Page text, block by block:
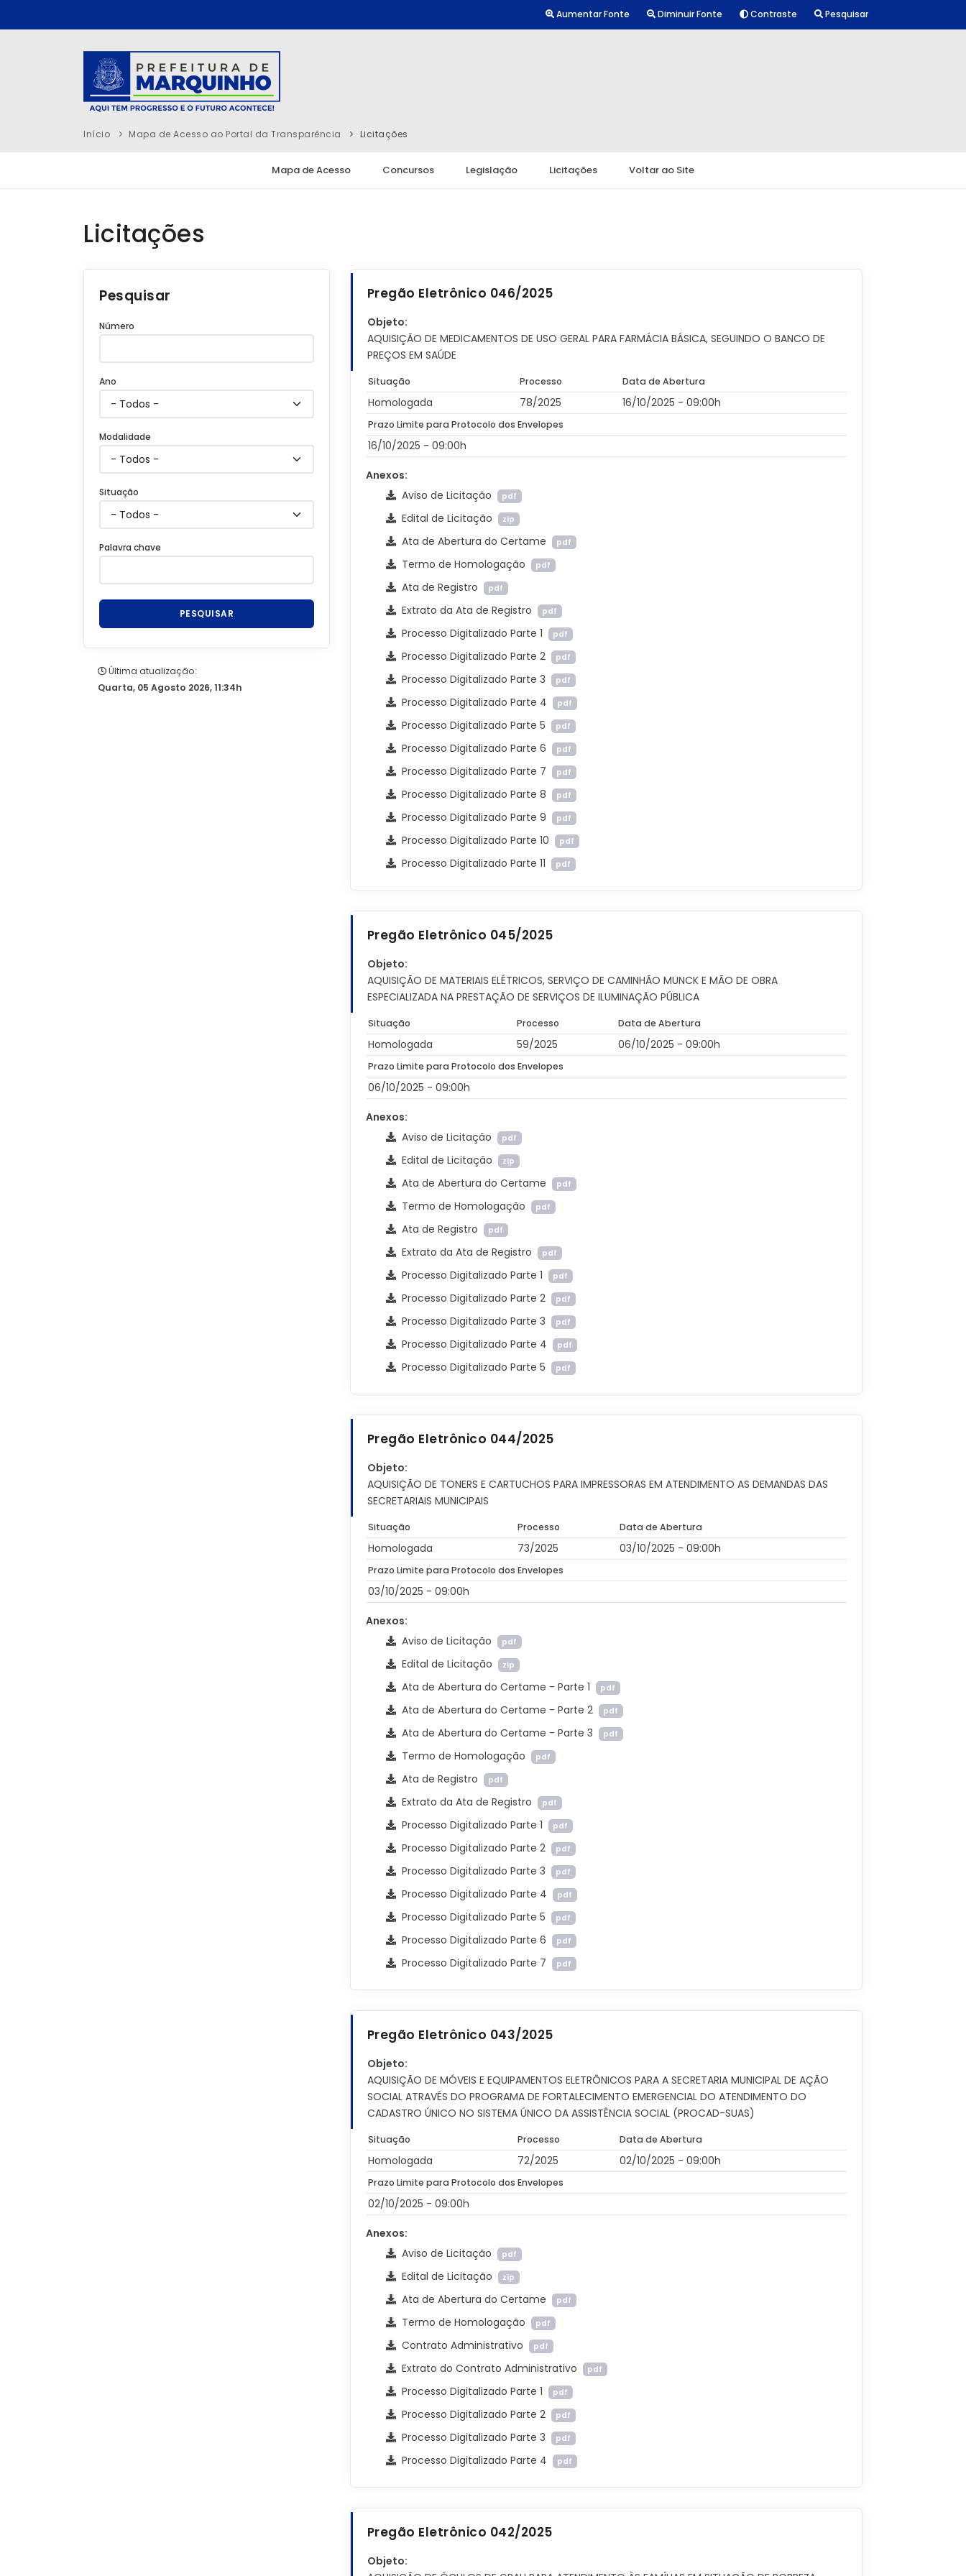
Aumentar Fonte Diminuir Fonte Contraste Pesquisar
Início Mapa de Acesso ao Portal da Transparência Licitações
Mapa de Acesso Concursos Legislação Licitações Voltar ao Site
Licitações
Pesquisar
Número
Ano
Modalidade
Situação
Palavra chave
PESQUISAR
Última atualização:
Quarta, 05 Agosto 2026, 11:34h
Pregão Eletrônico 046/2025
Objeto:
AQUISIÇÃO DE MEDICAMENTOS DE USO GERAL PARA FARMÁCIA BÁSICA, SEGUINDO O BANCO DE
PREÇOS EM SAÚDE
Situação Processo Data de Abertura
Homologada 78/2025 16/10/2025 - 09:00h
Prazo Limite para Protocolo dos Envelopes
16/10/2025 - 09:00h
Anexos:
Aviso de Licitação
pdf
Edital de Licitação zip
Ata de Abertura do Certame pdf
Termo de Homologação pdf
Ata de Registro pdf
Extrato da Ata de Registro pdf
Processo Digitalizado Parte 1 pdf
Processo Digitalizado Parte 2 pdf
Processo Digitalizado Parte 3 pdf
Processo Digitalizado Parte 4 pdf
Processo Digitalizado Parte 5 pdf
Processo Digitalizado Parte 6 pdf
Processo Digitalizado Parte 7 pdf
Processo Digitalizado Parte 8 pdf
Processo Digitalizado Parte 9 pdf
Processo Digitalizado Parte 10 pdf
Processo Digitalizado Parte 11 pdf
Pregão Eletrônico 045/2025
Objeto:
AQUISIÇÃO DE MATERIAIS ELÉTRICOS, SERVIÇO DE CAMINHÃO MUNCK E MÃO DE OBRA
ESPECIALIZADA NA PRESTAÇÃO DE SERVIÇOS DE ILUMINAÇÃO PÚBLICA
Situação Processo Data de Abertura
Homologada 59/2025 06/10/2025 - 09:00h
Prazo Limite para Protocolo dos Envelopes
06/10/2025 - 09:00h
Anexos:
Aviso de Licitação
pdf
Edital de Licitação zip
Ata de Abertura do Certame pdf
Termo de Homologação pdf
Ata de Registro pdf
Extrato da Ata de Registro pdf
Processo Digitalizado Parte 1 pdf
Processo Digitalizado Parte 2 pdf
Processo Digitalizado Parte 3 pdf
Processo Digitalizado Parte 4 pdf
Processo Digitalizado Parte 5 pdf
Pregão Eletrônico 044/2025
Objeto:
AQUISIÇÃO DE TONERS E CARTUCHOS PARA IMPRESSORAS EM ATENDIMENTO AS DEMANDAS DAS
SECRETARIAIS MUNICIPAIS
Situação Processo Data de Abertura
Homologada 73/2025 03/10/2025 - 09:00h
Prazo Limite para Protocolo dos Envelopes
03/10/2025 - 09:00h
Anexos:
Aviso de Licitação
pdf
Edital de Licitação zip
Ata de Abertura do Certame - Parte 1 pdf
Ata de Abertura do Certame - Parte 2 pdf
Ata de Abertura do Certame - Parte 3 pdf
Termo de Homologação pdf
Ata de Registro pdf
Extrato da Ata de Registro pdf
Processo Digitalizado Parte 1 pdf
Processo Digitalizado Parte 2 pdf
Processo Digitalizado Parte 3 pdf
Processo Digitalizado Parte 4 pdf
Processo Digitalizado Parte 5 pdf
Processo Digitalizado Parte 6 pdf
Processo Digitalizado Parte 7 pdf
Pregão Eletrônico 043/2025
Objeto:
AQUISIÇÃO DE MÓVEIS E EQUIPAMENTOS ELETRÔNICOS PARA A SECRETARIA MUNICIPAL DE AÇÃO
SOCIAL ATRAVÉS DO PROGRAMA DE FORTALECIMENTO EMERGENCIAL DO ATENDIMENTO DO
CADASTRO ÚNICO NO SISTEMA ÚNICO DA ASSISTÊNCIA SOCIAL (PROCAD-SUAS)
Situação Processo Data de Abertura
Homologada 72/2025 02/10/2025 - 09:00h
Prazo Limite para Protocolo dos Envelopes
02/10/2025 - 09:00h
Anexos:
Aviso de Licitação
pdf
Edital de Licitação zip
Ata de Abertura do Certame pdf
Termo de Homologação pdf
Contrato Administrativo pdf
Extrato do Contrato Administrativo pdf
Processo Digitalizado Parte 1 pdf
Processo Digitalizado Parte 2 pdf
Processo Digitalizado Parte 3 pdf
Processo Digitalizado Parte 4 pdf
Pregão Eletrônico 042/2025
Objeto: